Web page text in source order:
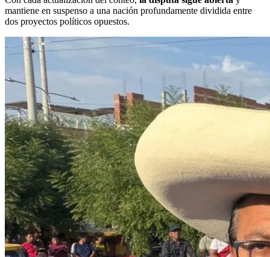
mantiene en suspenso a una nación profundamente dividida entre
dos proyectos políticos opuestos.